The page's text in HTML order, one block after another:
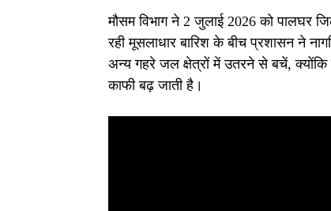
मौसम विभाग ने 2 जुलाई 2026 को पालघर
रही मूसलाधार बारिश के बीच प्रशासन ने
अन्य गहरे जल क्षेत्रों में उतरने से बचें,
काफी बढ़ जाती है।